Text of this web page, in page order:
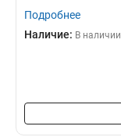
Подробнее
Наличие: В наличии